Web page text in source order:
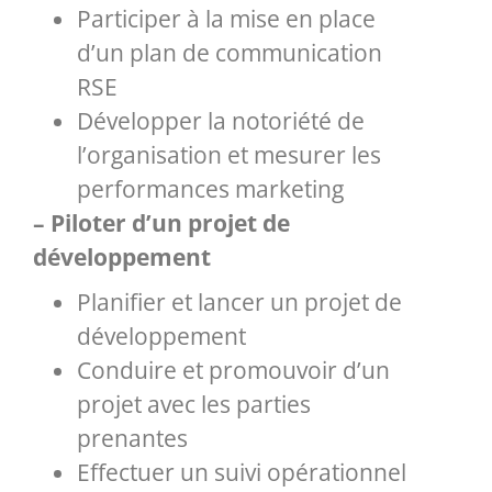
Participer à la mise en place
d’un plan de communication
RSE
Développer la notoriété de
l’organisation et mesurer les
performances marketing
– Piloter d’un projet de
développement
Planifier et lancer un projet de
développement
Conduire et promouvoir d’un
projet avec les parties
prenantes
Effectuer un suivi opérationnel